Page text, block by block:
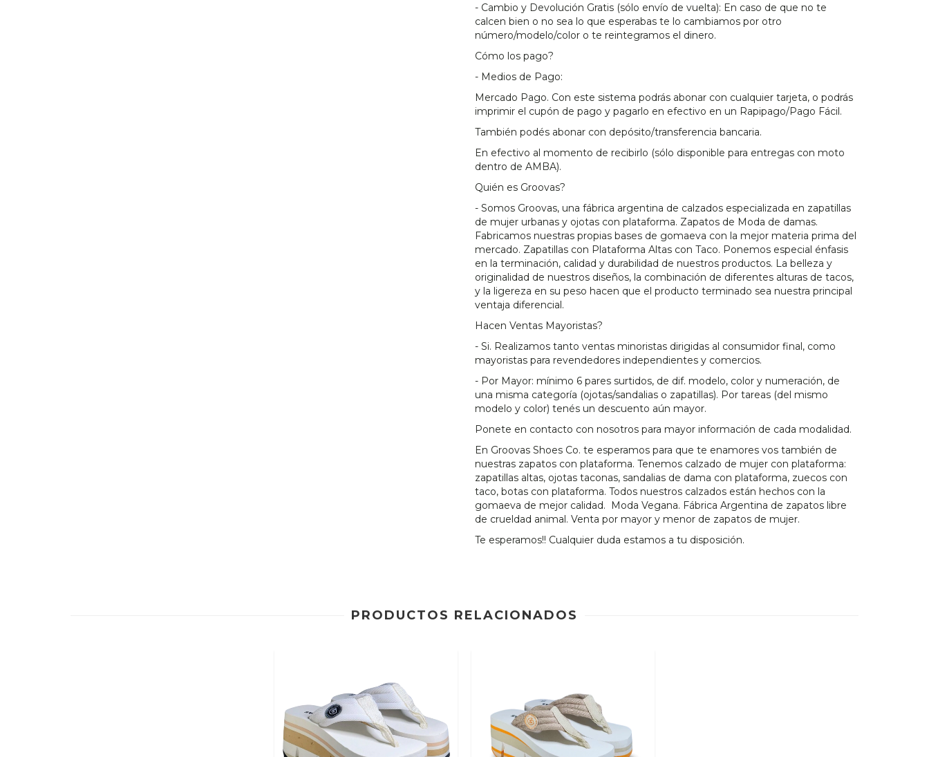
- Cambio y Devolución Gratis (sólo envío de vuelta): En caso de que no te
calcen bien o no sea lo que esperabas te lo cambiamos por otro
número/modelo/color o te reintegramos el dinero.
Cómo los pago?
- Medios de Pago:
Mercado Pago. Con este sistema podrás abonar con cualquier tarjeta, o podrás
imprimir el cupón de pago y pagarlo en efectivo en un Rapipago/Pago Fácil.
También podés abonar con depósito/transferencia bancaria.
En efectivo al momento de recibirlo (sólo disponible para entregas con moto
dentro de AMBA).
Quién es Groovas?
- Somos Groovas, una fábrica argentina de calzados especializada en zapatillas
de mujer urbanas y ojotas con plataforma. Zapatos de Moda de damas.
Fabricamos nuestras propias bases de gomaeva con la mejor materia prima del
mercado. Zapatillas con Plataforma Altas con Taco. Ponemos especial énfasis
en la terminación, calidad y durabilidad de nuestros productos. La belleza y
originalidad de nuestros diseños, la combinación de diferentes alturas de tacos,
y la ligereza en su peso hacen que el producto terminado sea nuestra principal
ventaja diferencial.
Hacen Ventas Mayoristas?
- Si. Realizamos tanto ventas minoristas dirigidas al consumidor final, como
mayoristas para revendedores independientes y comercios.
- Por Mayor: mínimo 6 pares surtidos, de dif. modelo, color y numeración, de
una misma categoría (ojotas/sandalias o zapatillas). Por tareas (del mismo
modelo y color) tenés un descuento aún mayor.
Ponete en contacto con nosotros para mayor información de cada modalidad.
En Groovas Shoes Co. te esperamos para que te enamores vos también de
nuestras zapatos con plataforma. Tenemos calzado de mujer con plataforma:
zapatillas altas, ojotas taconas, sandalias de dama con plataforma, zuecos con
taco, botas con plataforma. Todos nuestros calzados están hechos con la
gomaeva de mejor calidad. Moda Vegana. Fábrica Argentina de zapatos libre
de crueldad animal. Venta por mayor y menor de zapatos de mujer.
Te esperamos!! Cualquier duda estamos a tu disposición.
PRODUCTOS RELACIONADOS